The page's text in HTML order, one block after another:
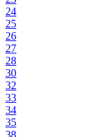
24
25
26
27
28
30
32
33
34
35
38